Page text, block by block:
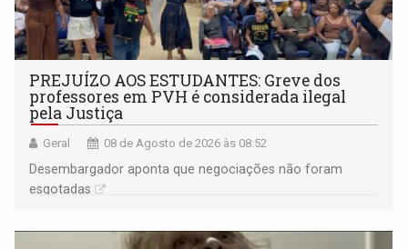
PREJUÍZO AOS ESTUDANTES: Greve dos
professores em PVH é considerada ilegal
pela Justiça
Geral 08 de Agosto de 2026 às 08:52
Desembargador aponta que negociações não foram
esgotadas